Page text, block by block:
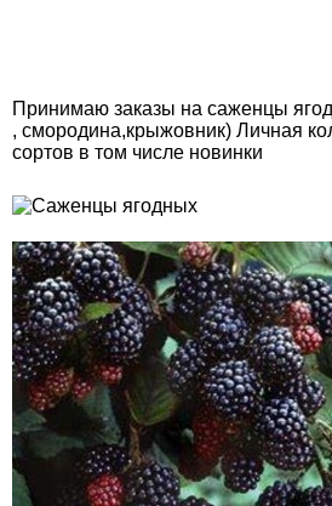
Принимаю заказы на саженцы
, смородина,крыжовник) Личная
сортов в том числе новинки